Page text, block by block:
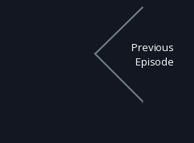
Previous
Episode